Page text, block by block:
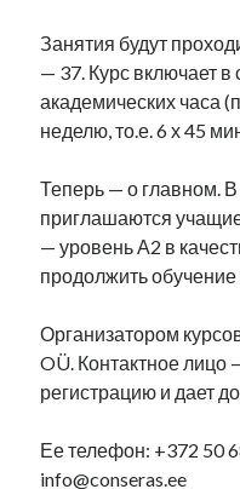
mstalnuhhin@gmail.com
anton.stalnuhhin@gmail.com
Занятия будут
— 37. Курс включает в
академических часа
неделю, то.е. 6 х 45
Теперь — о главном. В
приглашаются
— уровень А2 в
продолжить
Организатором
OÜ. Контактное
регистрацию и дает
Ее телефон: +372 50
info@conseras.ee